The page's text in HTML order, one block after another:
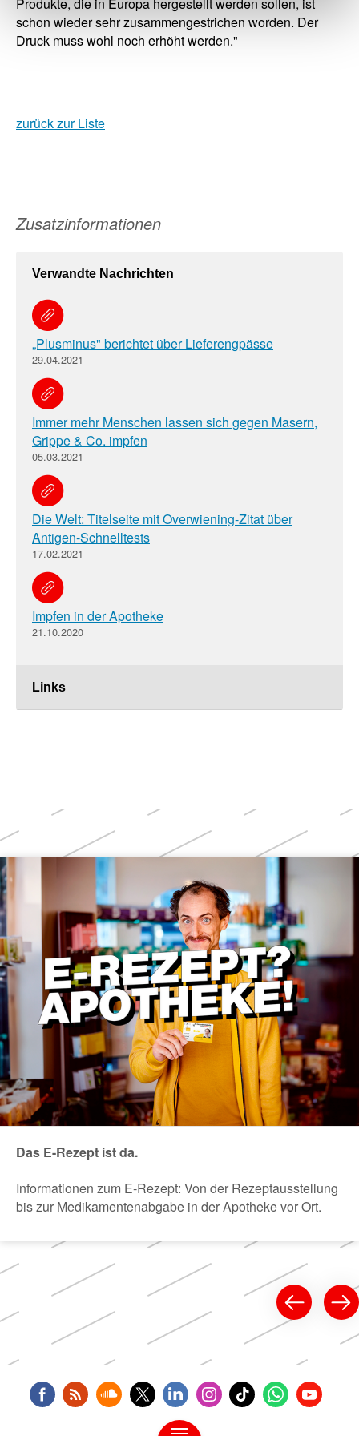
schon wieder sehr zusammengestrichen worden. Der
Druck muss wohl noch erhöht werden."
zurück zur Liste
Zusatzinformationen
Verwandte Nachrichten
Links
„Plusminus" berichtet über Lieferengpässe
29.04.2021
Immer mehr Menschen lassen sich gegen Masern,
Grippe & Co. impfen
05.03.2021
Die Welt: Titelseite mit Overwiening-Zitat über
Antigen-Schnelltests
17.02.2021
Impfen in der Apotheke
21.10.2020
Weitere
Themen
Das E-Rezept ist da.
Informationen zum E-Rezept: Von der Rezeptausstellung
bis zur Medikamentenabgabe in der Apotheke vor Ort.